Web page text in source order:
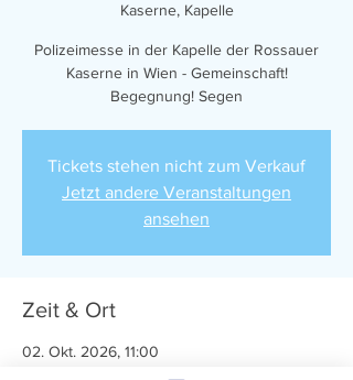
Kaserne, Kapelle
Polizeimesse in der Kapelle der Rossauer
Kaserne in Wien - Gemeinschaft!
Begegnung! Segen
Tickets stehen nicht zum Verkauf
Jetzt andere Veranstaltungen
ansehen
Zeit & Ort
02. Okt. 2026, 11:00